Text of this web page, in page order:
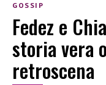
GOSSIP
Fedez e
storia vera
retroscena